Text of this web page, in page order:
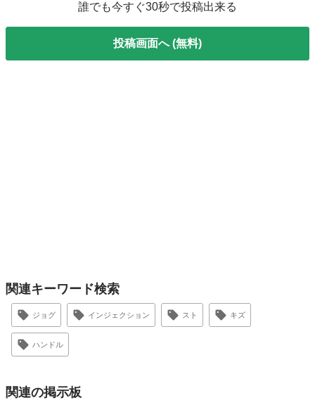
誰でも今すぐ30秒で投稿出来る
投稿画面へ (無料)
関連キーワード検索
ジョグ インジェクション スト キズ
ハンドル
関連の掲示板